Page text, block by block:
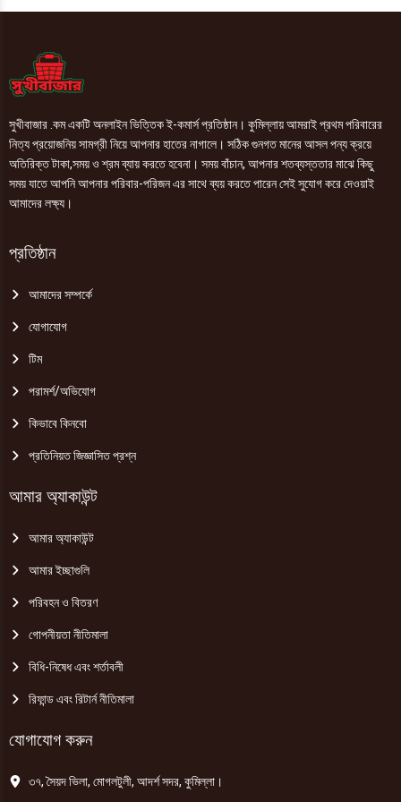
200gm
350gm
সুখীবাজার .কম একটি অনলাইন ভিত্তিক ই-কমার্স প্রতিষ্ঠান। কুমিল্লায় আমরাই প্রথম পরিবারের
নিত্য প্রয়োজনিয় সামগ্রী নিয়ে আপনার হাতের নাগালে। সঠিক গুনগত মানের আসল পন্য ক্রয়ে
অতিরিক্ত টাকা,সময় ও শ্রম ব্যায় করতে হবেনা। সময় বাঁচান, আপনার শতব্যস্ততার মাঝে কিছু
সময় যাতে আপনি আপনার পরিবার-পরিজন এর সাথে ব্যয় করতে পারেন সেই সুযোগ করে দেওয়াই
আমাদের লক্ষ্য।
প্রতিষ্ঠান
আমাদের সম্পর্কে
যোগাযোগ
টিম
পরামর্শ/অভিযোগ
কিভাবে কিনবো
প্রতিনিয়ত জিজ্ঞাসিত প্রশ্ন
আমার অ্যাকাউন্ট
আমার অ্যাকাউন্ট
আমার ইচ্ছাগুলি
পরিবহন ও বিতরণ
গোপনীয়তা নীতিমালা
বিধি-নিষেধ এবং শর্তাবলী
রিফান্ড এবং রিটার্ন নীতিমালা
যোগাযোগ করুন
৩৭, সৈয়দ ভিলা, মোগলটুলী, আদর্শ সদর, কুমিল্লা।